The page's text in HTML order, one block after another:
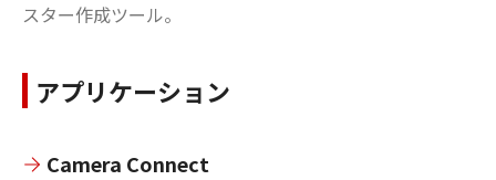
スター作成ツール。
アプリケーション
Camera Connect